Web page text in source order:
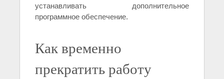
устанавливать дополнительное
программное обеспечение.
Как временно
прекратить работу